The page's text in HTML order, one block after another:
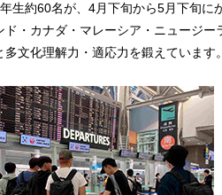
生約60名が、4月下旬から5月下旬
ド・カナダ・マレーシア・ニュージ
多文化理解力・適応力を鍛えています。